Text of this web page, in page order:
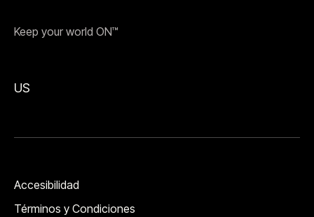
Keep your world ON™
US
Accesibilidad
Términos y Condiciones